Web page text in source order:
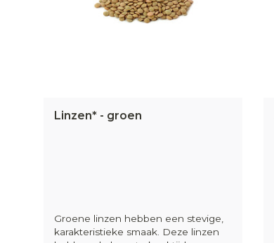
Linzen* - groen
Groene linzen hebben een stevige,
karakteristieke smaak. Deze linzen